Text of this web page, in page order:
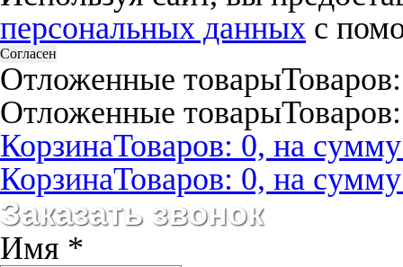
персональных данных с
Согласен
Отложенные товары
Отложенные товары
КорзинаТоваров: 0, на
КорзинаТоваров: 0, на
Заказать звонок
Имя *